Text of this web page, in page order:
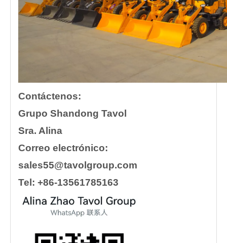
Contáctenos:
Grupo Shandong Tavol
Sra. Alina
Correo electrónico:
sales55@tavolgroup.com
Tel: +86-13561785163